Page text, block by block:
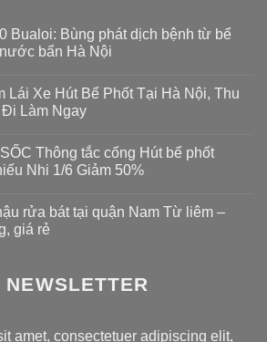
Bualoi: Bùng phát dịch bệnh từ bể
bẩn Hà Nội
Lái Xe Hút Bể Phốt Tại Hà Nội, Thu
Làm Ngay
Thông tắc cống Hút bể phốt
Nhi 1/6 Giảm 50%
rửa bát tại quận Nam Từ liêm –
giá rẻ
amet, consectetuer adipiscing elit,